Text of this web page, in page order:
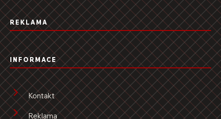
REKLAMA
INFORMACE
Kontakt
Reklama